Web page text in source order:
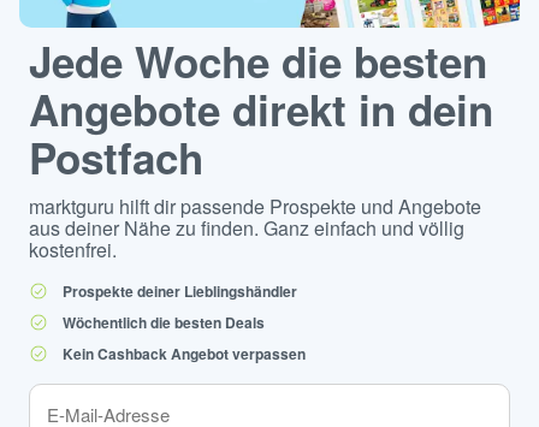
Jede Woche die besten
Angebote direkt in dein
Postfach
marktguru hilft dir passende Prospekte und Angebote
aus deiner Nähe zu finden. Ganz einfach und völlig
kostenfrei.
Prospekte deiner Lieblingshändler
Wöchentlich die besten Deals
Kein Cashback Angebot verpassen